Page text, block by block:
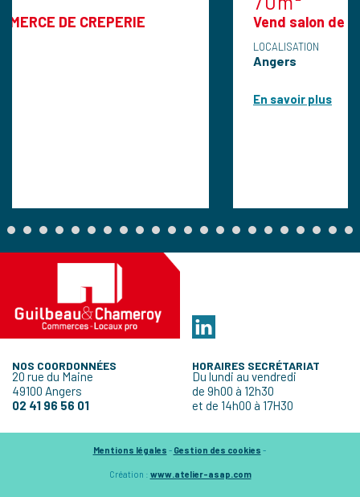
CREPERIE Vend salon de coiffure
En savoir plus
NOS COORDONNÉES
20 rue du Maine
49100 Angers
02 41 96 56 01
HORAIRES SECRÉTARIAT
Du lundi au vendredi
de 9h00 à 12h30
et de 14h00 à 17H30
Mentions légales - Gestion des cookies -
Création : www.atelier-asap.com